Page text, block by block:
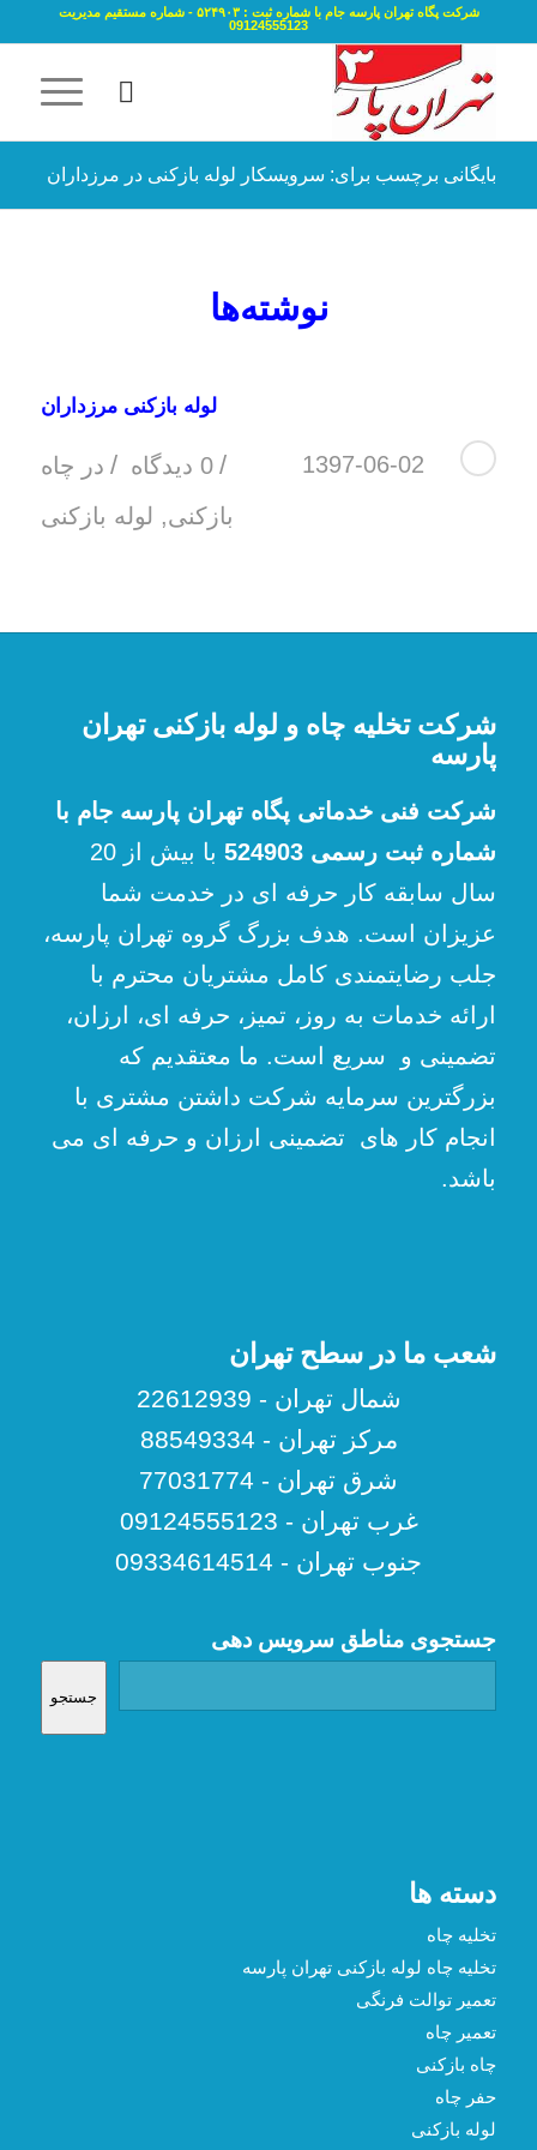
شرکت پگاه تهران پارسه جام با شماره ثبت : ۵۲۴۹۰۳ - شماره مستقیم مدیریت
09124555123
بایگانی برچسب برای: سرویسکار لوله بازکنی در مرزداران
نوشته‌ها
لوله بازکنی مرزداران
1397-06-02
/ 0 دیدگاه / در چاه
بازکنی, لوله بازکنی
شرکت تخلیه چاه و لوله بازکنی تهران
پارسه
شرکت فنی خدماتی پگاه تهران پارسه جام با
شماره ثبت رسمی 524903
با بیش از 20
سال سابقه کار حرفه ای در خدمت شما
عزیزان است. هدف بزرگ گروه تهران پارسه،
جلب رضایتمندی کامل مشتریان محترم با
ارائه خدمات به روز، تمیز، حرفه ای، ارزان،
تضمینی و سریع است. ما معتقدیم که
بزرگترین سرمایه شرکت داشتن مشتری با
انجام کار های تضمینی ارزان و حرفه ای می
باشد.
شعب ما در سطح تهران
شمال تهران - 22612939
مرکز تهران - 88549334
شرق تهران - 77031774
غرب تهران - 09124555123
جنوب تهران - 09334614514
جستجوی مناطق سرویس دهی
جستجو
دسته ها
تخلیه چاه
تخلیه چاه لوله بازکنی تهران پارسه
تعمیر توالت فرنگی
تعمیر چاه
چاه بازکنی
حفر چاه
لوله بازکنی